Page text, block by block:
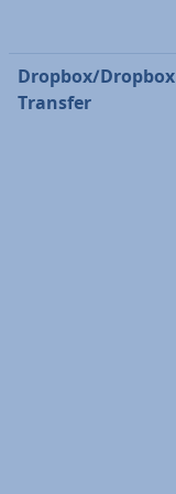
Dropbox/Dropbox
Transfer